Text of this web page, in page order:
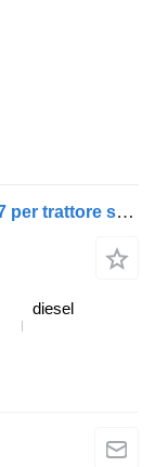
MAN TGL 12.220 (01.05-) 51.09411-3767 per trattore stradale MAN TGL, TGM, TGS, TGX (2005-2021)
diesel